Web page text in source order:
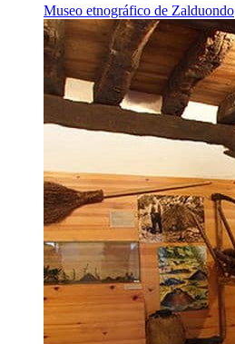
Museo etnográfico de Zalduondo